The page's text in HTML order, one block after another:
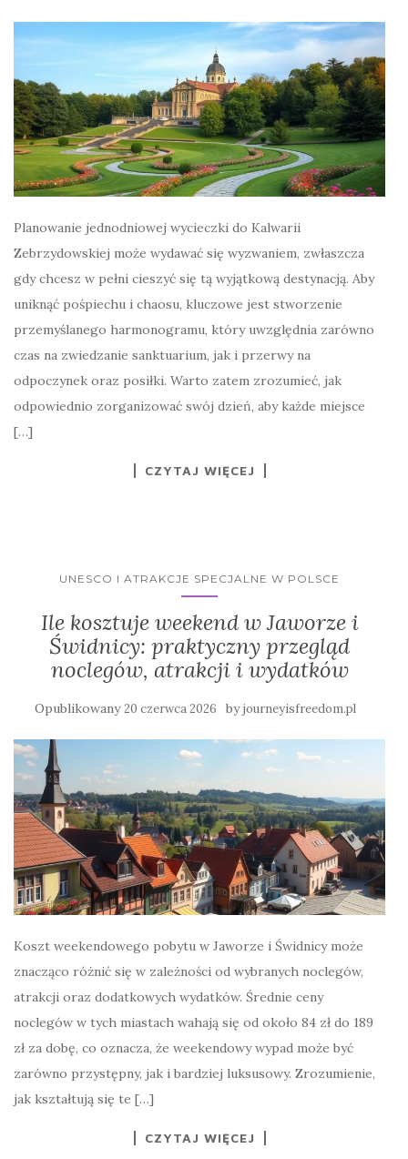
Planowanie jednodniowej wycieczki do Kalwarii
Zebrzydowskiej może wydawać się wyzwaniem, zwłaszcza
gdy chcesz w pełni cieszyć się tą wyjątkową destynacją. Aby
uniknąć pośpiechu i chaosu, kluczowe jest stworzenie
przemyślanego harmonogramu, który uwzględnia zarówno
czas na zwiedzanie sanktuarium, jak i przerwy na
odpoczynek oraz posiłki. Warto zatem zrozumieć, jak
odpowiednio zorganizować swój dzień, aby każde miejsce
[…]
CZYTAJ WIĘCEJ
UNESCO I ATRAKCJE SPECJALNE W POLSCE
Ile kosztuje weekend w Jaworze i
Świdnicy: praktyczny przegląd
noclegów, atrakcji i wydatków
Opublikowany20 czerwca 2026 byjourneyisfreedom.pl
Koszt weekendowego pobytu w Jaworze i Świdnicy może
znacząco różnić się w zależności od wybranych noclegów,
atrakcji oraz dodatkowych wydatków. Średnie ceny
noclegów w tych miastach wahają się od około 84 zł do 189
zł za dobę, co oznacza, że weekendowy wypad może być
zarówno przystępny, jak i bardziej luksusowy. Zrozumienie,
jak kształtują się te […]
CZYTAJ WIĘCEJ